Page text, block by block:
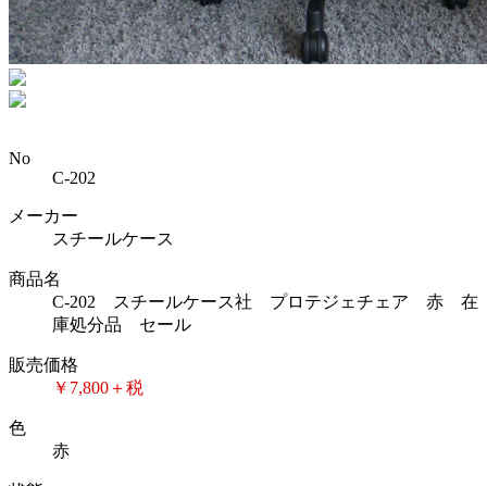
No
C-202
メーカー
スチールケース
商品名
C-202 スチールケース社 プロテジェチェア 赤 在
庫処分品 セール
販売価格
￥7,800＋税
色
赤